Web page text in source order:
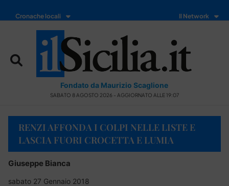
Cronache locali Il Network
Fondato da Maurizio Scaglione
SABATO 8 AGOSTO 2026 - AGGIORNATO ALLE 19:07
RENZI AFFONDA I COLPI NELLE LISTE E
LASCIA FUORI CROCETTA E LUMIA
Giuseppe Bianca
sabato 27 Gennaio 2018